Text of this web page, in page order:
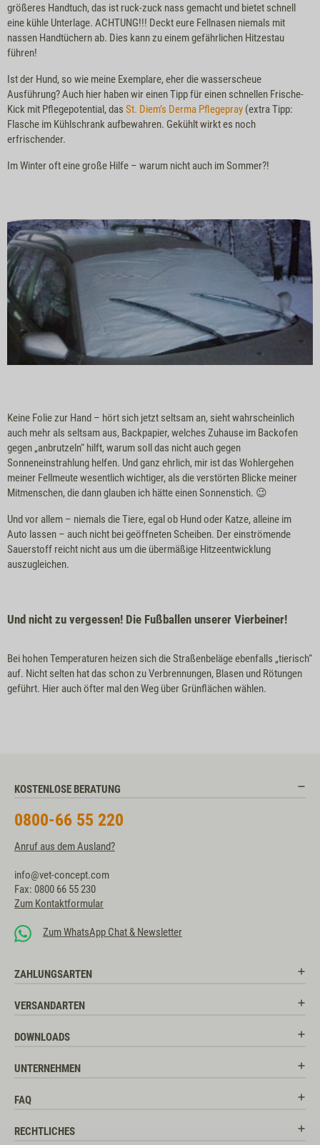
größeres Handtuch, das ist ruck-zuck nass gemacht und bietet schnell
eine kühle Unterlage. ACHTUNG!!! Deckt eure Fellnasen niemals mit
nassen Handtüchern ab. Dies kann zu einem gefährlichen Hitzestau
führen!
Ist der Hund, so wie meine Exemplare, eher die wasserscheue
Ausführung? Auch hier haben wir einen Tipp für einen schnellen Frische-
Kick mit Pflegepotential, das St. Diem’s Derma Pflegepray (extra Tipp:
Flasche im Kühlschrank aufbewahren. Gekühlt wirkt es noch
erfrischender.
Im Winter oft eine große Hilfe – warum nicht auch im Sommer?!
Keine Folie zur Hand – hört sich jetzt seltsam an, sieht wahrscheinlich
auch mehr als seltsam aus, Backpapier, welches Zuhause im Backofen
gegen „anbrutzeln“ hilft, warum soll das nicht auch gegen
Sonneneinstrahlung helfen. Und ganz ehrlich, mir ist das Wohlergehen
meiner Fellmeute wesentlich wichtiger, als die verstörten Blicke meiner
Mitmenschen, die dann glauben ich hätte einen Sonnenstich. 😉
Und vor allem – niemals die Tiere, egal ob Hund oder Katze, alleine im
Auto lassen – auch nicht bei geöffneten Scheiben. Der einströmende
Sauerstoff reicht nicht aus um die übermäßige Hitzeentwicklung
auszugleichen.
Und nicht zu vergessen! Die Fußballen unserer Vierbeiner!
Bei hohen Temperaturen heizen sich die Straßenbeläge ebenfalls „tierisch“
auf. Nicht selten hat das schon zu Verbrennungen, Blasen und Rötungen
geführt. Hier auch öfter mal den Weg über Grünflächen wählen.
KOSTENLOSE BERATUNG
0800-66 55 220
Anruf aus dem Ausland?
info@vet-concept.com
Fax: 0800 66 55 230
Zum Kontaktformular
Zum WhatsApp Chat & Newsletter
ZAHLUNGSARTEN
VERSANDARTEN
DOWNLOADS
UNTERNEHMEN
FAQ
RECHTLICHES